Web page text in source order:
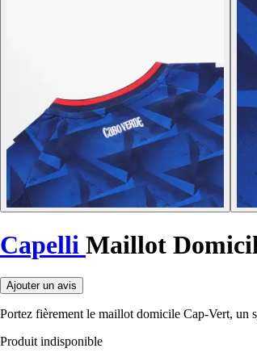
Capelli Maillot
Ajouter un avis
Portez fièrement le maillot domicile Cap-Vert, un
Produit indisponible